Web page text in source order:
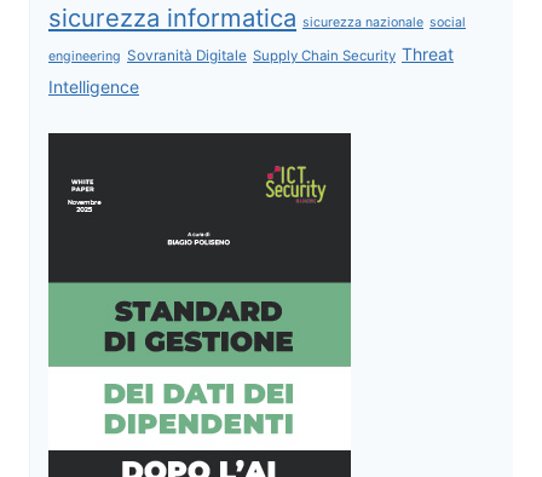
sicurezza informatica sicurezza nazionale social
engineering Sovranità Digitale Supply Chain Security Threat
Intelligence